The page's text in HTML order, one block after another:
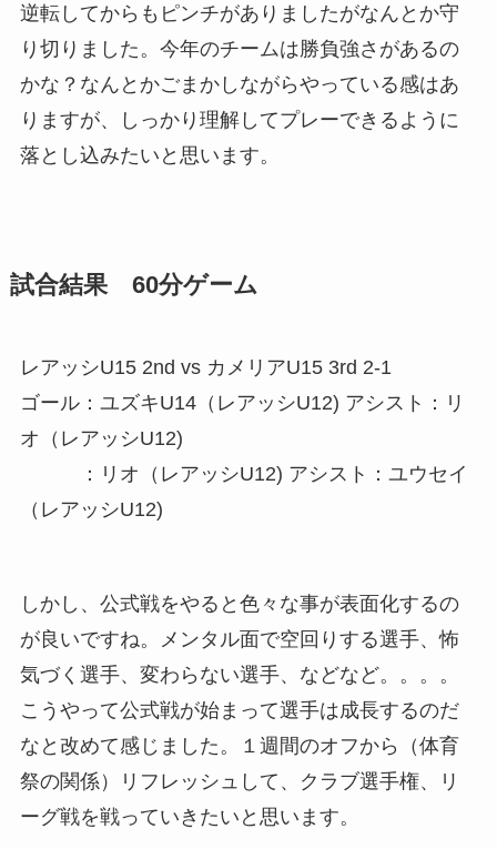
逆転してからもピンチがありましたがなんとか守
り切りました。今年のチームは勝負強さがあるの
かな？なんとかごまかしながらやっている感はあ
りますが、しっかり理解してプレーできるように
落とし込みたいと思います。
試合結果 60分ゲーム
レアッシU15 2nd vs カメリアU15 3rd 2-1
ゴール：ユズキU14（レアッシU12) アシスト：リ
オ（レアッシU12)
：リオ（レアッシU12) アシスト：ユウセイ
（レアッシU12)
しかし、公式戦をやると色々な事が表面化するの
が良いですね。メンタル面で空回りする選手、怖
気づく選手、変わらない選手、などなど。。。。
こうやって公式戦が始まって選手は成長するのだ
なと改めて感じました。１週間のオフから（体育
祭の関係）リフレッシュして、クラブ選手権、リ
ーグ戦を戦っていきたいと思います。